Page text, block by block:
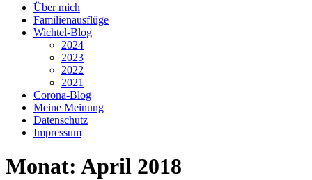
Primäres
Menü
Über mich
Familienausflüge
Wichtel-Blog
2024
2023
2022
2021
Corona-Blog
Meine Meinung
Datenschutz
Impressum
Monat: April 2018